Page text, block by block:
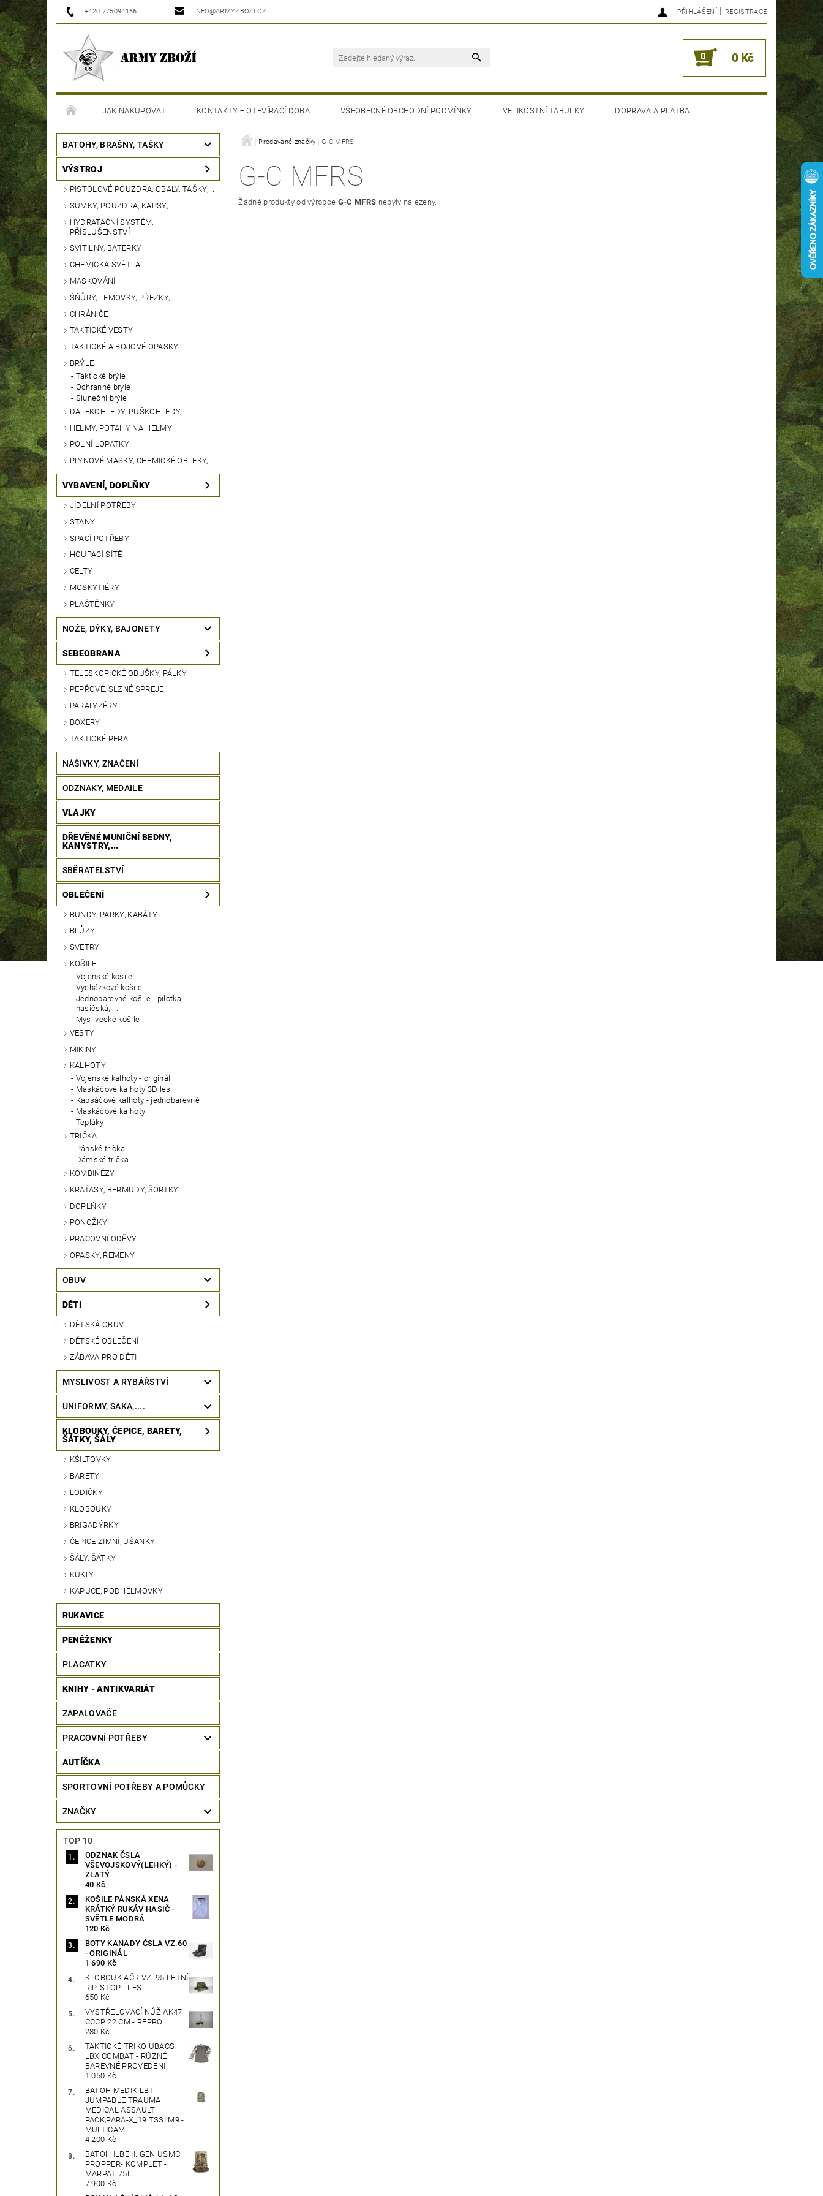
+420 775094166 INFO@ARMYZBOZI.CZ PŘIHLÁŠENÍ | REGISTRACE
0 0 Kč
JAK NAKUPOVAT KONTAKTY + OTEVÍRACÍ DOBA VŠEOBECNÉ OBCHODNÍ PODMÍNKY VELIKOSTNÍ TABULKY DOPRAVA A PLATBA
MOJE OBJEDNÁVKA
BATOHY, BRAŠNY, TAŠKY
VÝSTROJ
PISTOLOVÉ POUZDRA, OBALY, TAŠKY,...
SUMKY, POUZDRA, KAPSY,...
HYDRATAČNÍ SYSTÉM,
PŘÍSLUŠENSTVÍ
SVÍTILNY, BATERKY
CHEMICKÁ SVĚTLA
MASKOVÁNÍ
ŠŇŮRY, LEMOVKY, PŘEZKY,...
CHRÁNIČE
TAKTICKÉ VESTY
TAKTICKÉ A BOJOVÉ OPASKY
BRÝLE
Taktické brýle
Ochranné brýle
Sluneční brýle
DALEKOHLEDY, PUŠKOHLEDY
HELMY, POTAHY NA HELMY
POLNÍ LOPATKY
PLYNOVÉ MASKY, CHEMICKÉ OBLEKY,...
VYBAVENÍ, DOPLŇKY
JÍDELNÍ POTŘEBY
STANY
SPACÍ POTŘEBY
HOUPACÍ SÍTĚ
CELTY
MOSKYTIÉRY
PLAŠTĚNKY
NOŽE, DÝKY, BAJONETY
SEBEOBRANA
TELESKOPICKÉ OBUŠKY, PÁLKY
PEPŘOVÉ, SLZNÉ SPREJE
PARALYZÉRY
BOXERY
TAKTICKÉ PERA
NÁŠIVKY, ZNAČENÍ
ODZNAKY, MEDAILE
VLAJKY
DŘEVĚNÉ MUNIČNÍ BEDNY,
KANYSTRY,...
SBĚRATELSTVÍ
OBLEČENÍ
BUNDY, PARKY, KABÁTY
BLŮZY
SVETRY
KOŠILE
Vojenské košile
Vycházkové košile
Jednobarevné košile - pilotka,
hasičská,....
Myslivecké košile
VESTY
MIKINY
KALHOTY
Vojenské kalhoty - originál
Maskáčové kalhoty 3D les
Kapsáčové kalhoty - jednobarevné
Maskáčové kalhoty
Tepláky
TRIČKA
Pánské trička
Dámské trička
KOMBINÉZY
KRAŤASY, BERMUDY, ŠORTKY
DOPLŇKY
PONOŽKY
PRACOVNÍ ODĚVY
OPASKY, ŘEMENY
OBUV
DĚTI
DĚTSKÁ OBUV
DĚTSKÉ OBLEČENÍ
ZÁBAVA PRO DĚTI
MYSLIVOST A RYBÁŘSTVÍ
UNIFORMY, SAKA,....
KLOBOUKY, ČEPICE, BARETY,
ŠÁTKY, ŠÁLY
KŠILTOVKY
BARETY
LODIČKY
KLOBOUKY
BRIGADÝRKY
ČEPICE ZIMNÍ, UŠANKY
ŠÁLY, ŠÁTKY
KUKLY
KAPUCE, PODHELMOVKY
RUKAVICE
PENĚŽENKY
PLACATKY
KNIHY - ANTIKVARIÁT
ZAPALOVAČE
PRACOVNÍ POTŘEBY
AUTÍČKA
SPORTOVNÍ POTŘEBY A POMŮCKY
ZNAČKY
TOP 10
ODZNAK ČSLA
VŠEVOJSKOVÝ(LEHKÝ) -
ZLATÝ
40 Kč
KOŠILE PÁNSKÁ XENA
KRÁTKÝ RUKÁV HASIČ -
SVĚTLE MODRÁ
120 Kč
BOTY KANADY ČSLA VZ.60
- ORIGINÁL
1 690 Kč
KLOBOUK AČR VZ. 95 LETNÍ
RIP-STOP - LES
650 Kč
VYSTŘELOVACÍ NŮŽ AK47
CCCP 22 CM - REPRO
280 Kč
TAKTICKÉ TRIKO UBACS
LBX COMBAT - RŮZNÉ
BAREVNÉ PROVEDENÍ
1 050 Kč
BATOH MEDIK LBT
JUMPABLE TRAUMA
MEDICAL ASSAULT
PACK,PARA-X_19 TSSI M9 -
MULTICAM
4 200 Kč
BATOH ILBE II. GEN USMC
PROPPER- KOMPLET -
MARPAT 75L
7 900 Kč
Prodávané značky G-C MFRS
G-C MFRS
Žádné produkty od výrobce G-C MFRS nebyly nalezeny....